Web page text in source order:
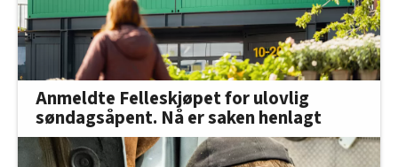
Anmeldte Felleskjøpet for ulovlig
søndagsåpent. Nå er saken henlagt